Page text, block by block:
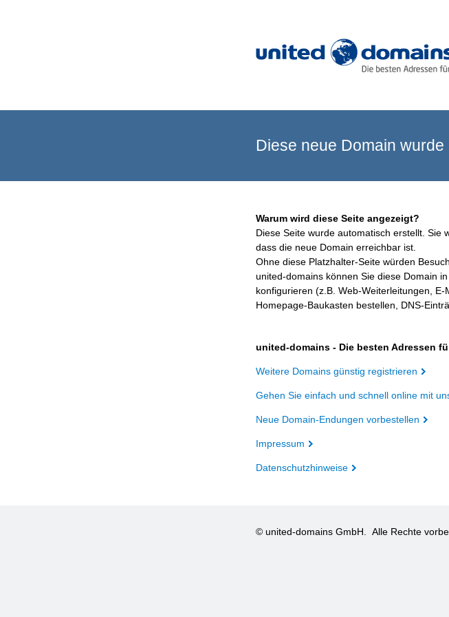
Diese neue Domain
Warum wird diese Seite angezeigt?
Diese Seite wurde automatisch erstellt. Sie
dass die neue Domain erreichbar ist.
Ohne diese Platzhalter-Seite würden
united-domains können Sie diese Domain
konfigurieren (z.B. Web-Weiterleitungen,
Homepage-Baukasten bestellen, DNS-
united-domains - Die besten Adressen
Weitere Domains günstig registrieren
Gehen Sie einfach und schnell online mit
Neue Domain-Endungen vorbestellen
Impressum
Datenschutzhinweise
© united-domains GmbH. Alle Rechte